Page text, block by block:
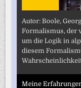
Autor: Boole,
Formalismus, der
um die Logik in
diesem
Meine